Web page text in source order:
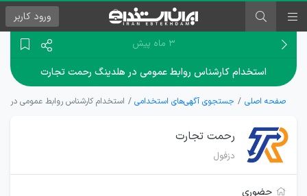
ورود کاربر
۳ ماه پیش
استخدام کارشناس روابط عمومی در هلدینگ رحمت تجارت
صفحه اصلی جستجوی آگهی‌های استخدامی استخدام کارشناس روابط عمومی در
رحمت تجارت
دزفول
حضوری